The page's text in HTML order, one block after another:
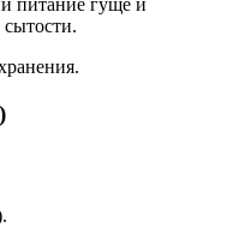
питание гуще и